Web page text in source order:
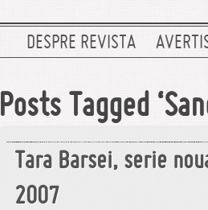
DESPRE REVISTA
Posts Tagged
Tara Barsei, serie
2007